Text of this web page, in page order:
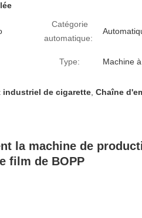
Catégorie
automatique:
Type: Machine
industriel de cigarette Chaîne
la machine de
film de BOPP